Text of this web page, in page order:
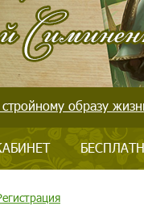
образу